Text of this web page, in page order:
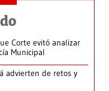
Corte evitó analizar
Municipal
advierten de retos y